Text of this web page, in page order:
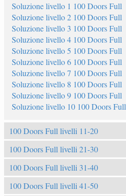
Soluzione livello 1 100 Doors Full
Soluzione livello 2 100 Doors Full
Soluzione livello 3 100 Doors Full
Soluzione livello 4 100 Doors Full
Soluzione livello 5 100 Doors Full
Soluzione livello 6 100 Doors Full
Soluzione livello 7 100 Doors Full
Soluzione livello 8 100 Doors Full
Soluzione livello 9 100 Doors Full
Soluzione livello 10 100 Doors Full
100 Doors Full livelli 11-20
100 Doors Full livelli 21-30
100 Doors Full livelli 31-40
100 Doors Full livelli 41-50